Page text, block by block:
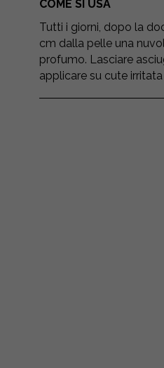
COME SI USA
Tutti i giorni, dopo la
cm dalla pelle una
profumo. Lasciare
applicare su cute irritata